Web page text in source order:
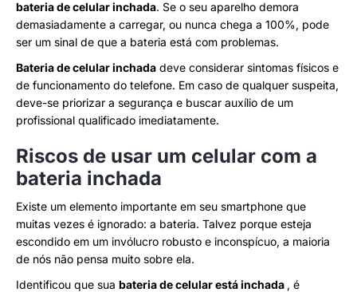
bateria de celular inchada. Se o seu aparelho demora
demasiadamente a carregar, ou nunca chega a 100%, pode
ser um sinal de que a bateria está com problemas.
Bateria de celular inchada deve considerar sintomas físicos e
de funcionamento do telefone. Em caso de qualquer suspeita,
deve-se priorizar a segurança e buscar auxílio de um
profissional qualificado imediatamente.
Riscos de usar um celular com a
bateria inchada
Existe um elemento importante em seu smartphone que
muitas vezes é ignorado: a bateria. Talvez porque esteja
escondido em um invólucro robusto e inconspícuo, a maioria
de nós não pensa muito sobre ela.
Identificou que sua bateria de celular está inchada , é